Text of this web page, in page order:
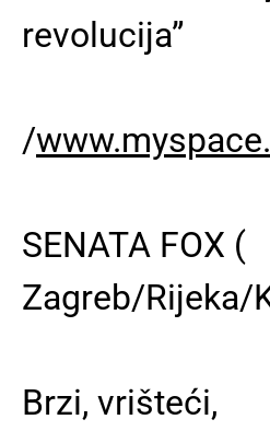
revolucija”
/
SENATA FOX (
Zagreb/Rijeka/
Brzi, vrišteći,